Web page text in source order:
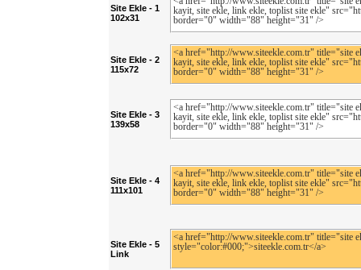
Site Ekle - 1
102x31
Site Ekle - 2
115x72
Site Ekle - 3
139x58
Site Ekle - 4
111x101
Site Ekle - 5
Link